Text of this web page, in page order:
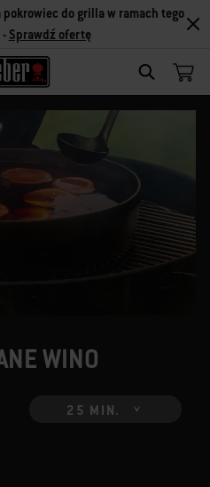
SEARCH
do grilla w ramach tego
Sprawdź ofertę
WINO
25 MIN.